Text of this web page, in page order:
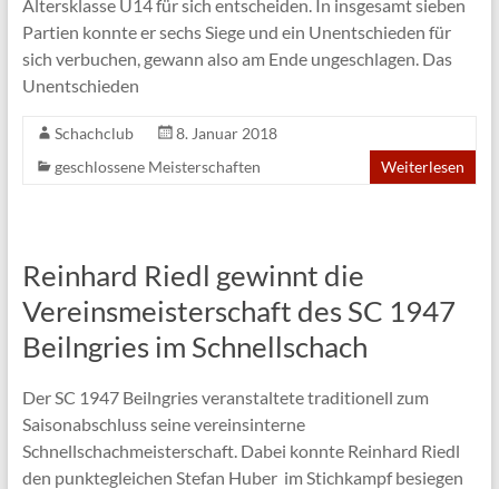
Altersklasse U14 für sich entscheiden. In insgesamt sieben
Partien konnte er sechs Siege und ein Unentschieden für
sich verbuchen, gewann also am Ende ungeschlagen. Das
Unentschieden
Schachclub
8. Januar 2018
geschlossene Meisterschaften
Weiterlesen
Reinhard Riedl gewinnt die
Vereinsmeisterschaft des SC 1947
Beilngries im Schnellschach
Der SC 1947 Beilngries veranstaltete traditionell zum
Saisonabschluss seine vereinsinterne
Schnellschachmeisterschaft. Dabei konnte Reinhard Riedl
den punktegleichen Stefan Huber im Stichkampf besiegen